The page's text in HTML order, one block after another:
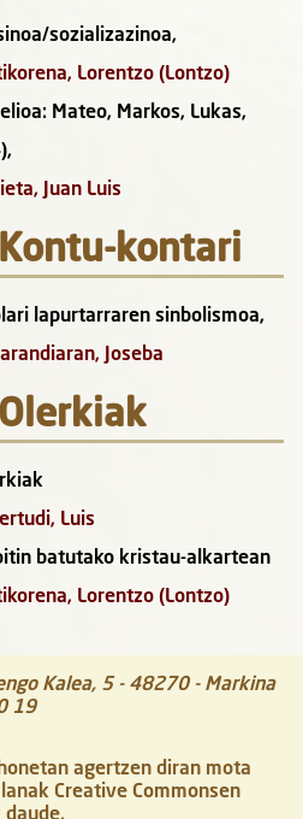
sozializazinoa,
Lorentzo (Lontzo)
Mateo, Markos, Lukas,
Juan Luis
kontari
lapurtarraren sinbolismoa,
Joseba
Luis
batutako kristau-alkartean
Lorentzo (Lontzo)
Kalea, 5 - 48270- Markina
19
agertzen diran mota
Creative Commonsen